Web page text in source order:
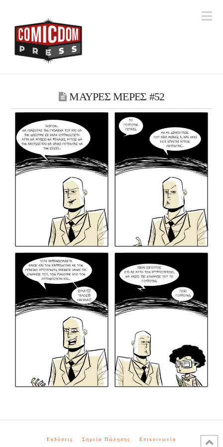
ΜΑΥΡΕΣ ΜΕΡΕΣ #52
Εκδόσεις Σημεία Πώλησης Επικοινωνία